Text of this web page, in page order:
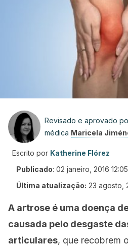
Revisado e aprovado
médica Maricela
Escrito por Katherine Flórez
Publicado: 02 janeiro, 2016 12:05
Última atualização: 23 agosto,
A artrose é uma doença
causada pelo desgaste
articulares, que recobrem